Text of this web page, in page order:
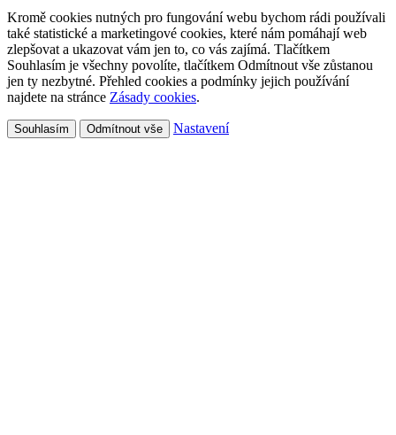
Kromě cookies nutných pro fungování webu bychom rádi používali
také statistické a marketingové cookies, které nám pomáhají web
zlepšovat a ukazovat vám jen to, co vás zajímá. Tlačítkem
Souhlasím je všechny povolíte, tlačítkem Odmítnout vše zůstanou
jen ty nezbytné. Přehled cookies a podmínky jejich používání
najdete na stránce Zásady cookies.
Souhlasím Odmítnout vše Nastavení